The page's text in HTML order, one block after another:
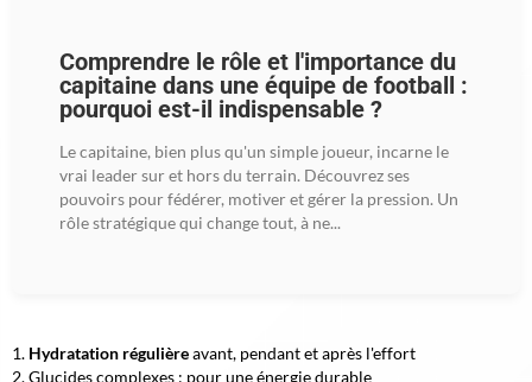
Comprendre le rôle et l'importance du
capitaine dans une équipe de football :
pourquoi est-il indispensable ?
Le capitaine, bien plus qu'un simple joueur, incarne le
vrai leader sur et hors du terrain. Découvrez ses
pouvoirs pour fédérer, motiver et gérer la pression. Un
rôle stratégique qui change tout, à ne...
Hydratation régulièreavant, pendant et après l'effort
Glucides complexes : pour une énergie durable